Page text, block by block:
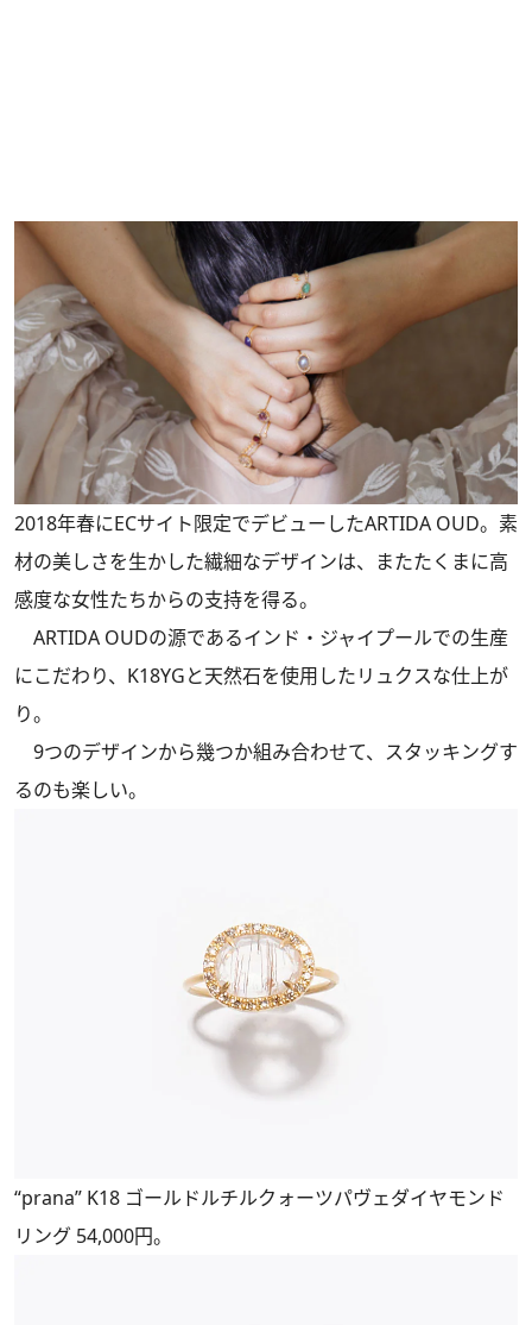
2018年春にECサイト限定でデビューしたARTIDA OUD。素
材の美しさを生かした繊細なデザインは、またたくまに高
感度な女性たちからの支持を得る。
ARTIDA OUDの源であるインド・ジャイプールでの生産
にこだわり、K18YGと天然石を使用したリュクスな仕上が
り。
9つのデザインから幾つか組み合わせて、スタッキングす
るのも楽しい。
“prana” K18 ゴールドルチルクォーツパヴェダイヤモンド
リング 54,000円。